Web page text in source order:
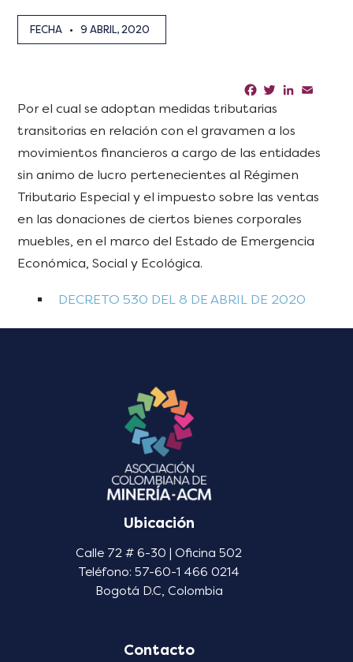
FECHA • 9 ABRIL, 2020
Facebook
TwitterLinkedIn
Por el cual se adoptan medidas tributarias
transitorias en relación con el gravamen a los
movimientos financieros a cargo de las entidades
sin animo de lucro pertenecientes al Régimen
Tributario Especial y el impuesto sobre las ventas
en las donaciones de ciertos bienes corporales
muebles, en el marco del Estado de Emergencia
Económica, Social y Ecológica.
DECRETO 530 DEL 8 DE ABRIL DE 2020
Ubicación
Calle 72 # 6-30 | Oficina 502
Teléfono: 57-60-1 466 0214
Bogotá D.C, Colombia
Contacto